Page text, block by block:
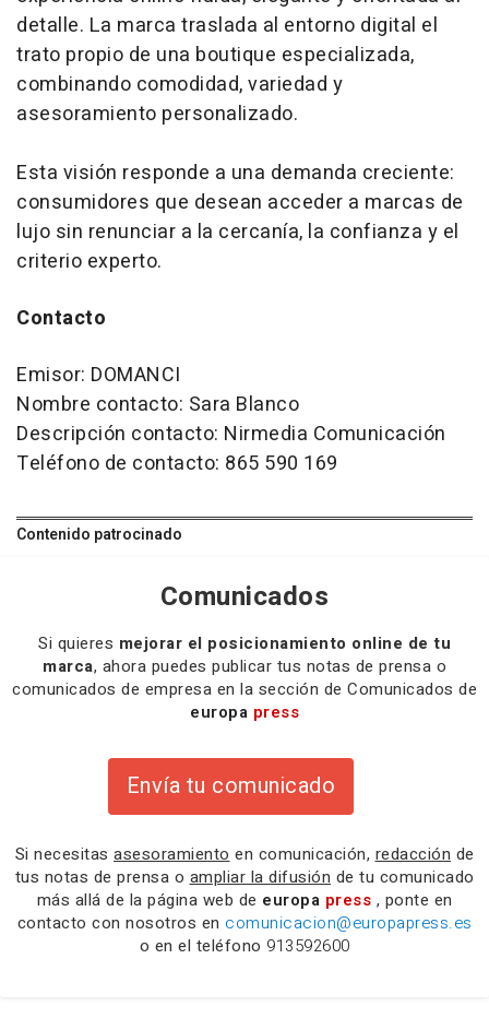
detalle. La marca traslada al entorno digital el
trato propio de una boutique especializada,
combinando comodidad, variedad y
asesoramiento personalizado.
Esta visión responde a una demanda creciente:
consumidores que desean acceder a marcas de
lujo sin renunciar a la cercanía, la confianza y el
criterio experto.
Contacto
Emisor: DOMANCI
Nombre contacto: Sara Blanco
Descripción contacto: Nirmedia Comunicación
Teléfono de contacto: 865 590 169
Contenido patrocinado
Comunicados
Si quieres mejorar el posicionamiento online de tu
marca, ahora puedes publicar tus notas de prensa o
comunicados de empresa en la sección de Comunicados de
europa press
Envía tu comunicado
Si necesitas asesoramiento en comunicación, redacción de
tus notas de prensa o ampliar la difusión de tu comunicado
más allá de la página web de europa press , ponte en
contacto con nosotros en comunicacion@europapress.es
o en el teléfono 913592600